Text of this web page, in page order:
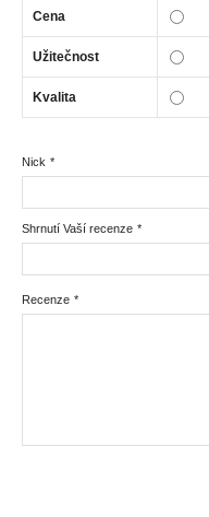
Cena
Užitečnost
Kvalita
*
Nick
*
Shrnutí Vaší recenze
*
Recenze